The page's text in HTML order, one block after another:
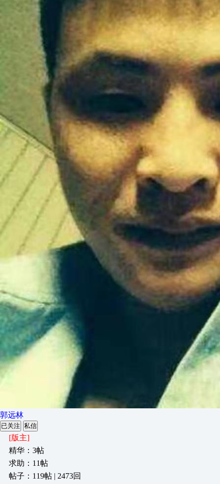
郭远林
已关注 私信
[版主]
精华：3帖
求助：11帖
帖子：119帖 | 2473回